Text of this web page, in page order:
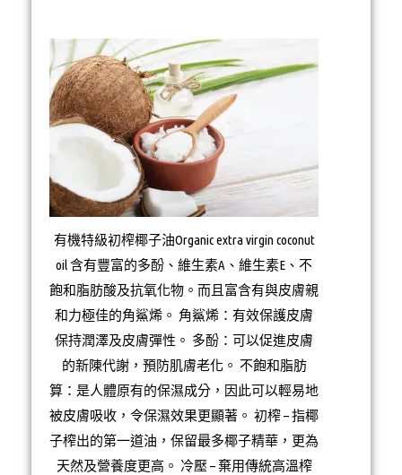
有機特級初榨椰子油Organic extra virgin coconut
oil 含有豐富的多酚、維生素A、維生素E、不
飽和脂肪酸及抗氧化物。而且富含有與皮膚親
和力極佳的角鯊烯。 角鯊烯：有效保護皮膚
保持潤澤及皮膚彈性。 多酚：可以促進皮膚
的新陳代謝，預防肌膚老化。 不飽和脂肪
算：是人體原有的保濕成分，因此可以輕易地
被皮膚吸收，令保濕效果更顯著。 初榨 – 指椰
子榨出的第一道油，保留最多椰子精華，更為
天然及營養度更高。 冷壓 – 棄用傳統高溫榨